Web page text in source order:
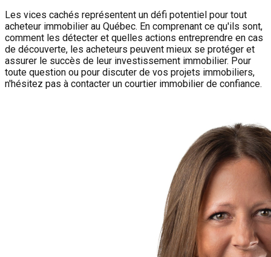
Les vices cachés représentent un défi potentiel pour tout
acheteur immobilier au Québec. En comprenant ce qu'ils sont,
comment les détecter et quelles actions entreprendre en cas
de découverte, les acheteurs peuvent mieux se protéger et
assurer le succès de leur investissement immobilier. Pour
toute question ou pour discuter de vos projets immobiliers,
n'hésitez pas à contacter un courtier immobilier de confiance.